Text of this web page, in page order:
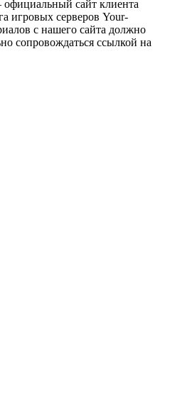
сайт клиента
игровых серверов Your-
с нашего сайта должно
сопровождаться ссылкой на